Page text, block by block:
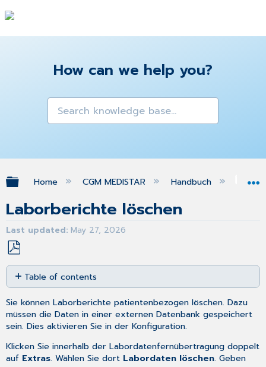
How can we help you?
Expand/collapse global hierarchy
Home CGM MEDISTAR Handbuch
Laborberichte löschen
Last updated May 27, 2026
Save
as
PDF
Table of contents
No
headers
Sie können Laborberichte patientenbezogen löschen. Dazu
müssen die Daten in einer externen Datenbank gespeichert
sein. Dies aktivieren Sie in derKonfiguration.
Klicken Sie innerhalb derLabordatenfernübertragung doppelt
auf Extras. Wählen Sie dort Labordaten löschen. Geben